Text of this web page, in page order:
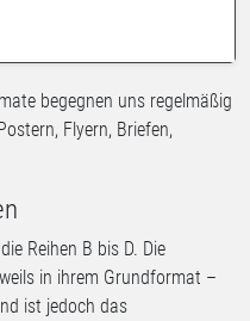
begegnen uns regelmäßig
Flyern, Briefen,
Reihen B bis D. Die
in ihrem Grundformat –
ist jedoch das